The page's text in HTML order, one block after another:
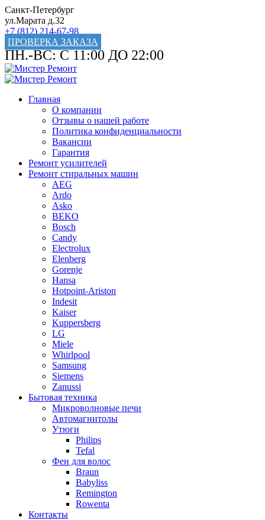
Санкт-Петербург
ул.Марата д.32
+7 (812) 214-67-98
ПРОВЕРКА ЗАКАЗА
ПН.-ВС: С 11:00 ДО 22:00
Главная
О компании
Отзывы о нашей работе
Политика конфиденциальности
Вакансии
Гарантия
Ремонт усилителей
Ремонт стиральных машин
AEG
Ardo
Asko
BEKO
Bosch
Candy
Electrolux
Elenberg
Gorenje
Hansa
Hotpoint-Ariston
Indesit
Kaiser
Kuppersberg
LG
Miele
Whirlpool
Samsung
Siemens
Zanussi
Бытовая техника
Микроволновые печи
Автомагнитолы
Утюги
Philips
Tefal
Фен для волос
Braun
Babyliss
Remington
Rowenta
Контакты